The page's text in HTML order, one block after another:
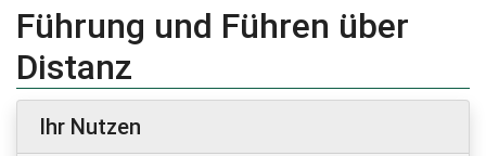
Führung und Führen über
Distanz
Ihr Nutzen